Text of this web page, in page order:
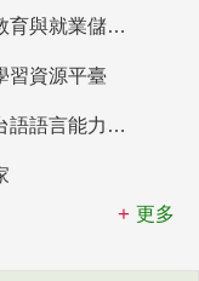
青年教育與就業儲蓄帳戶
習資源平臺
臺灣台語語言能力認證網站
更多